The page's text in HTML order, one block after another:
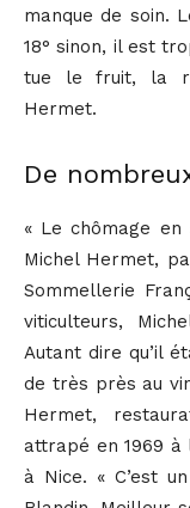
manque de soin.
18° sinon, il est
tue le fruit, la
Hermet.
De
« Le chômage en
Michel Hermet,
Sommellerie
viticulteurs,
Autant dire qu’il
de très près au
Hermet,
attrapé en 1969 à
à Nice. « C’est